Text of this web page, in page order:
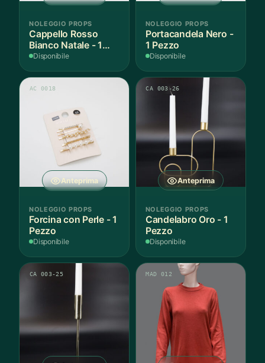
NOLEGGIO PROPS
Cappello Rosso
Bianco Natale - 1
Pezzo
Disponibile
NOLEGGIO PROPS
Portacandela Nero -
1 Pezzo
Disponibile
Anteprima
AC 0018
NOLEGGIO PROPS
Forcina con Perle - 1
Pezzo
Disponibile
Anteprima
CA 003-26
NOLEGGIO PROPS
Candelabro Oro - 1
Pezzo
Disponibile
CA 003-25 MAD 012